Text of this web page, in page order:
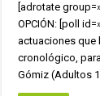
[adrotate
OPCIÓN: [poll
actuaciones que
cronológico,
Gómiz (Adultos